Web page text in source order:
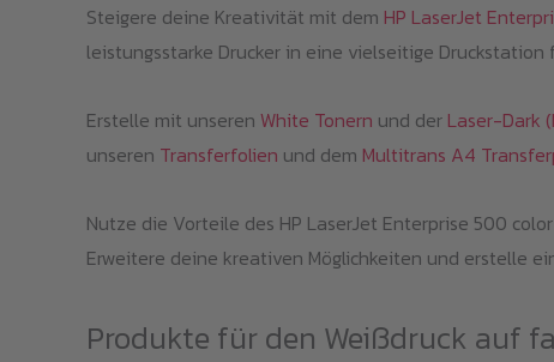
Steigere deine Kreativität mit dem HP LaserJet
leistungsstarke Drucker in eine vielseitige
Erstelle mit unseren White Tonern und der Laser-Dark
unseren Transferfolien und dem Multitrans A4
Nutze die Vorteile des HP LaserJet Enterprise 500
Erweitere deine kreativen Möglichkeiten und erstelle
Produkte für den Weißdruck auf